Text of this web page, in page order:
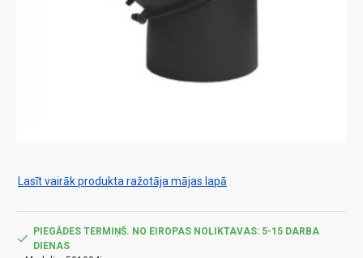
Lasīt vairāk produkta ražotāja mājas lapā
PIEGĀDES TERMIŅŠ. NO EIROPAS NOLIKTAVAS: 5-15 DARBA
DIENAS